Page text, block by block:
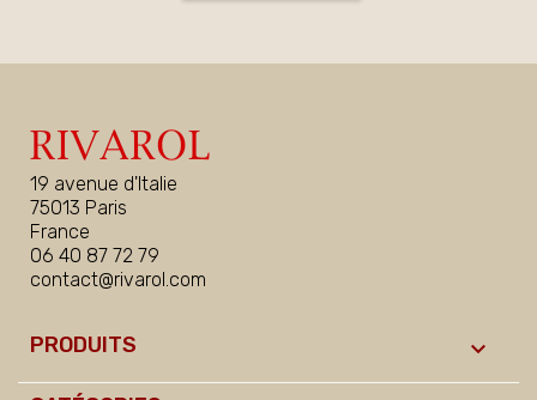
19 avenue d'Italie
75013 Paris
France
06 40 87 72 79
contact@rivarol.com
PRODUITS 